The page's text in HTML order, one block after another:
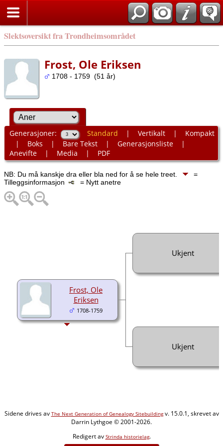
Slektsoversikt fra Trondheimsområdet
Frost, Ole Eriksen
1708 - 1759 (51 år)
Generasjoner: Standard | Vertikalt| Kompakt
| Boks | Bare Tekst| Generasjonsliste|
Anevifte| Media | PDF
NB: Du må kanskje dra eller bla ned for å se hele treet.
=
Tilleggsinformasjon
= Nytt anetre
Frost, Ole
Eriksen
1708-1759
Ukjent
Ukjent
Sidene drives av The Next Generation of Genealogy Sitebuildingv. 15.0.1, skrevet av
Darrin Lythgoe © 2001-2026.
Redigert av Strinda historielag.